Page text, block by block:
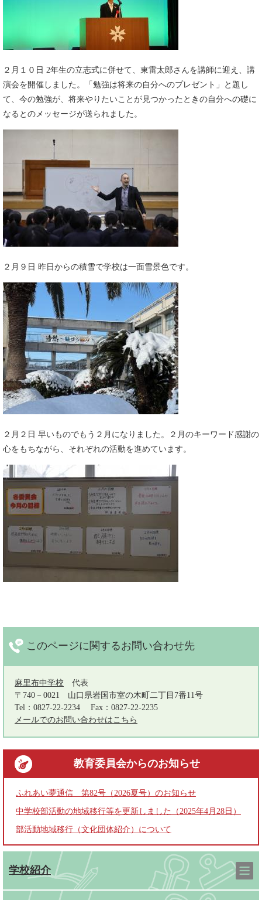
​２月１０日 2年生の立志式に併せて、東雷太郎さんを講師に迎え、講
演会を開催しました。「勉強は将来の自分へのプレゼント」と題し
て、今の勉強が、将来やりたいことが見つかったときの自分への礎に
なるとのメッセージが送られました。​
２月９日 昨日からの積雪で学校は一面雪景色です。​
２月２日 早いものでもう２月になりました。２月のキーワード感謝の
心をもちながら、それぞれの活動を進めています。​
このページに関するお問い合わせ先
麻里布中学校
代表
〒740－0021
山口県岩国市室の木町二丁目7番11号
Tel：0827-22-2234
Fax：0827-22-2235
メールでのお問い合わせはこちら
教育委員会からのお知らせ
ふれあい夢通信 第82号（2026夏号）のお知らせ
中学校部活動の地域移行等を更新しました（2025年4月28日）
部活動地域移行（文化団体紹介）について
学校紹介